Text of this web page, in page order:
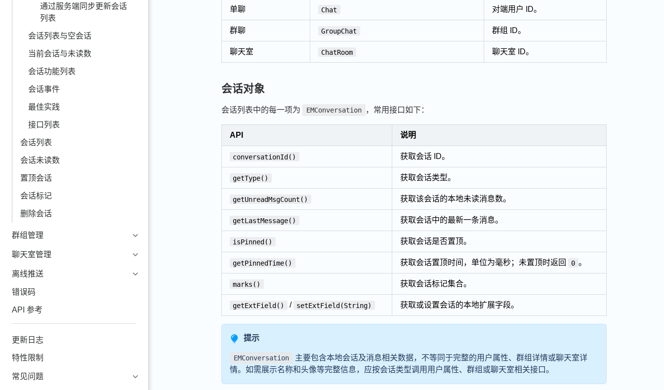
通过服务端同步更新会话
列表
会话列表与空会话
当前会话与未读数
会话功能列表
会话事件
最佳实践
接口列表
会话列表
会话未读数
置顶会话
会话标记
删除会话
群组管理
聊天室管理
离线推送
错误码
API 参考
更新日志
特性限制
常见问题
单聊 Chat 对端用户 ID。
群聊 GroupChat 群组 ID。
聊天室 ChatRoom 聊天室 ID。
会话对象
会话列表中的每一项为 EMConversation ，常用接口如下：
API 说明
conversationId() 获取会话 ID。
getType() 获取会话类型。
getUnreadMsgCount() 获取该会话的本地未读消息数。
getLastMessage() 获取会话中的最新一条消息。
isPinned() 获取会话是否置顶。
getPinnedTime() 获取会话置顶时间，单位为毫秒；未置顶时返回 0 。
marks() 获取会话标记集合。
getExtField() / setExtField(String) 获取或设置会话的本地扩展字段。
提示
EMConversation
主要包含本地会话及消息相关数据，不等同于完整的用户属性、群组详情或聊天室详
情。如需展示名称和头像等完整信息，应按会话类型调用用户属性、群组或聊天室相关接口。